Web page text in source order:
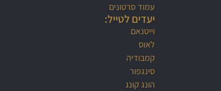
עמוד סרטונים
יעדים לטייל:
וייטנאם
לאוס
קמבודיה
סינגפור
הונג קונג